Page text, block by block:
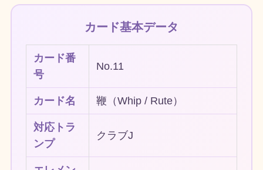
カード基本データ
カード番
号
No.11
カード名 鞭（Whip / Rute）
対応トラ
ンプ
クラブJ